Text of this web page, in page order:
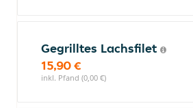
Gegrilltes Lachsfilet
15,90 €
inkl. Pfand (0,00 €)